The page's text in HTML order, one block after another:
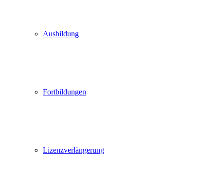
Ausbildung
Fortbildungen
Lizenzverlängerung